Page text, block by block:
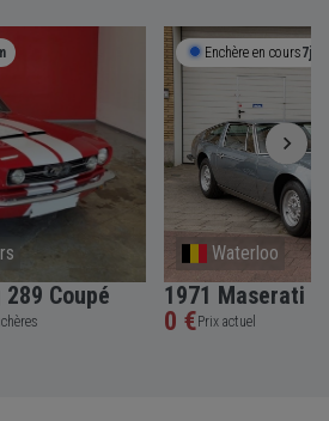
Coupé
Enchère en cours7j
Waterloo
1971 Maserati
0 € Prix actuel